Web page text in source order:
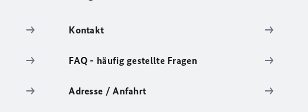
Kontakt
FAQ - häufig gestellte Fragen
Adresse / Anfahrt